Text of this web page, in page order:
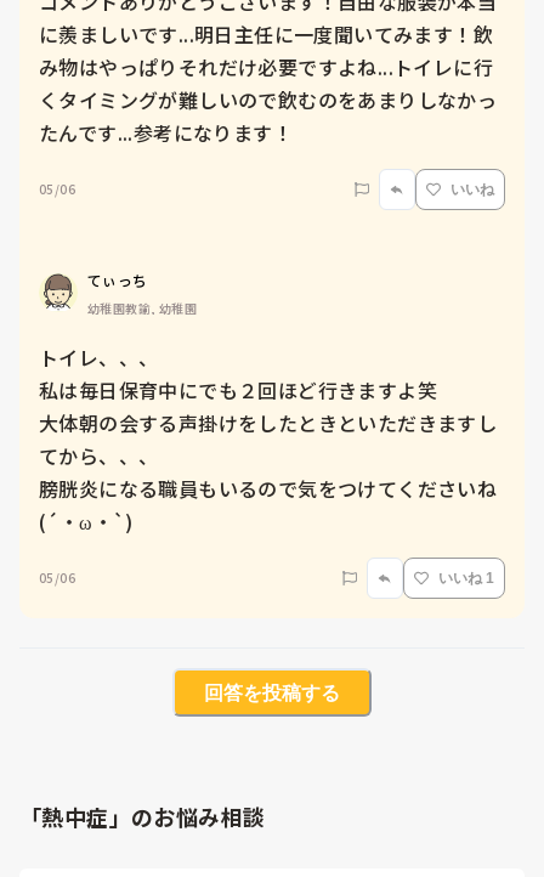
に羨ましいです...明日主任に一度聞いてみます！飲
み物はやっぱりそれだけ必要ですよね...トイレに行
くタイミングが難しいので飲むのをあまりしなかっ
たんです...参考になります！
05/06 いいね
てぃっち
幼稚園教諭, 幼稚園
トイレ、、、
私は毎日保育中にでも２回ほど行きますよ笑
大体朝の会する声掛けをしたときといただきますし
てから、、、
膀胱炎になる職員もいるので気をつけてくださいね
(´・ω・`)
05/06 いいね 1
回答を投稿する
「熱中症」のお悩み相談